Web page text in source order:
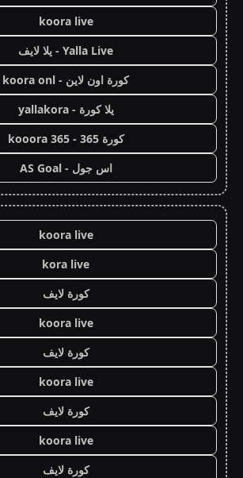
koora live
Yalla Live - يلا لايف
كورة اون لاين - koora onl
يلا كورة - yallakora
كورة 365 - kooora 365
اس جول - AS Goal
koora live
kora live
كورة لايف
koora live
كورة لايف
koora live
كورة لايف
koora live
كورة لايف